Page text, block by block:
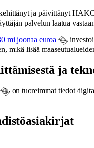
ja päivittänyt
palvelun laatua
miljoonaa euroa
mikä lisää
ja
on tuoreimmat tiedot